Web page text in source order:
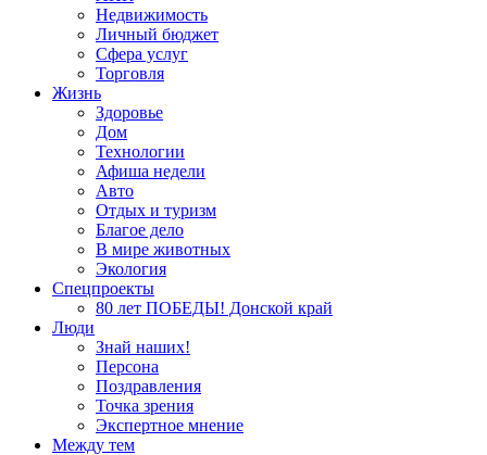
Недвижимость
Личный бюджет
Сфера услуг
Торговля
Жизнь
Здоровье
Дом
Технологии
Афиша недели
Авто
Отдых и туризм
Благое дело
В мире животных
Экология
Спецпроекты
80 лет ПОБЕДЫ! Донской край
Люди
Знай наших!
Персона
Поздравления
Точка зрения
Экспертное мнение
Между тем